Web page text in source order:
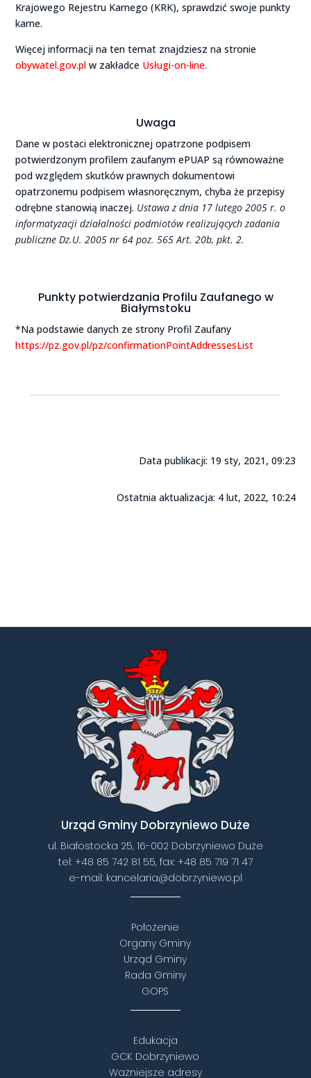
Krajowego Rejestru Karnego (KRK), sprawdzić swoje punkty
karne.
Więcej informacji na ten temat znajdziesz na stronie
obywatel.gov.pl w zakładce Usługi-on-line.
Uwaga
Dane w postaci elektronicznej opatrzone podpisem
potwierdzonym profilem zaufanym ePUAP są równoważne
pod względem skutków prawnych dokumentowi
opatrzonemu podpisem własnoręcznym, chyba że przepisy
odrębne stanowią inaczej. Ustawa z dnia 17 lutego 2005 r. o
informatyzacji działalności podmiotów realizujących zadania
publiczne Dz.U. 2005 nr 64 poz. 565 Art. 20b, pkt. 2.
Punkty potwierdzania Profilu Zaufanego w
Białymstoku
*Na podstawie danych ze strony Profil Zaufany
https://pz.gov.pl/pz/confirmationPointAddressesList
Data publikacji: 19 sty, 2021, 09:23
Ostatnia aktualizacja: 4 lut, 2022, 10:24
Urząd Gminy Dobrzyniewo Duże
ul. Białostocka 25, 16-002 Dobrzyniewo Duże
tel: +48 85 742 81 55, fax: +48 85 719 71 47
e-mail: kancelaria@dobrzyniewo.pl
Położenie
Organy Gminy
Urząd Gminy
Rada Gminy
GOPS
Edukacja
GCK Dobrzyniewo
Ważniejsze adresy